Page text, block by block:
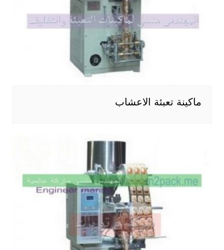
ماكينة تعبئة الاعشاب